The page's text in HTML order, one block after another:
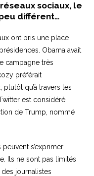
sociaux, le
différent…
ont pris une place
Obama avait
campagne très
préférait
qu’à travers les
est considéré
de Trump, nommé
s’exprimer
Ils ne sont pas limités
journalistes